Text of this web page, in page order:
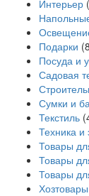
Интерьер
Подарки
Посуда и
Садовая
Сумки и
Текстиль
Техника и
Товары
Товары
Товары
Хозтовары